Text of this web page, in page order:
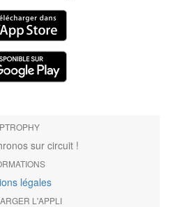
sur circuit !
légales
L'APPLI